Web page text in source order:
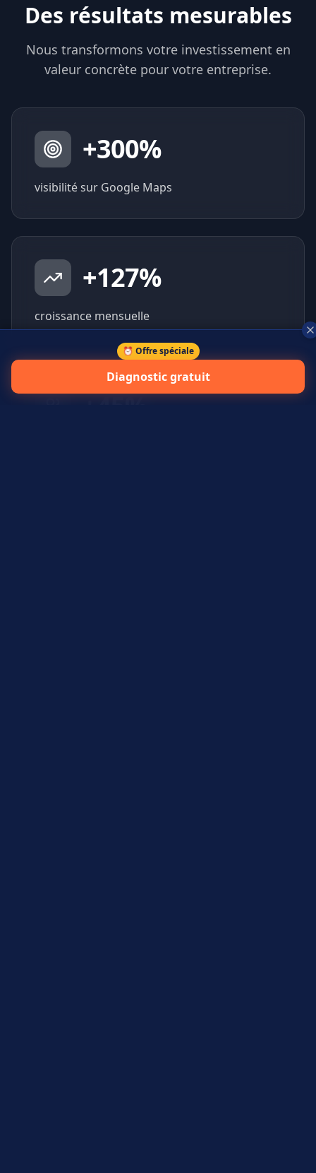
Des résultats mesurables
Nous transformons votre investissement en
valeur concrète pour votre entreprise.
+300%
visibilité sur Google Maps
+127%
croissance mensuelle
+45%
⏰ Offre spéciale
Diagnostic gratuit